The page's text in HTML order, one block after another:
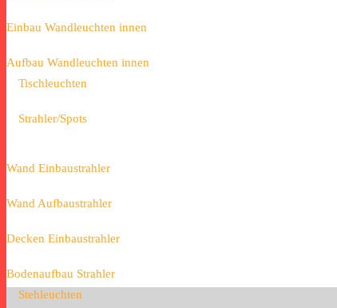
Einbau Wandleuchten innen
Aufbau Wandleuchten innen
Tischleuchten
Strahler/Spots
Wand Einbaustrahler
Wand Aufbaustrahler
Decken Einbaustrahler
Bodenaufbau Strahler
Stehleuchten